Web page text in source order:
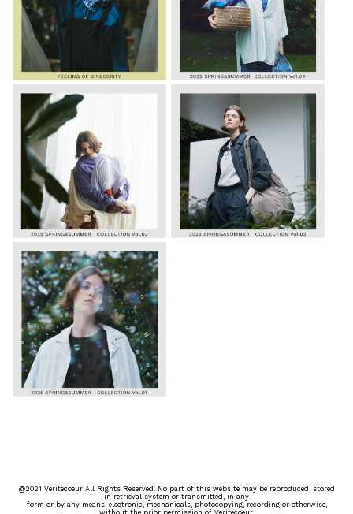
@2021 Veritecoeur All Rights Reserved. No part of this website may be reproduced, stored
in retrieval system or transmitted, in any
form or by any means, electronic, mechanicals, photocopying, recording or otherwise,